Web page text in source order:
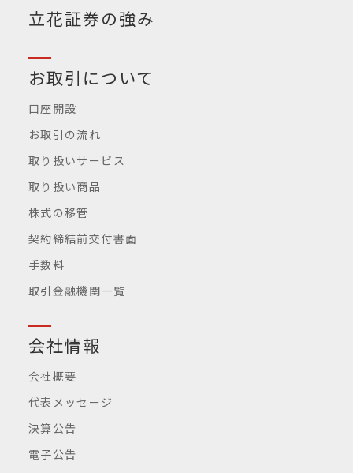
立花証券の強み
お取引について
口座開設
お取引の流れ
取り扱いサービス
取り扱い商品
株式の移管
契約締結前交付書面
手数料
取引金融機関一覧
会社情報
会社概要
代表メッセージ
決算公告
電子公告